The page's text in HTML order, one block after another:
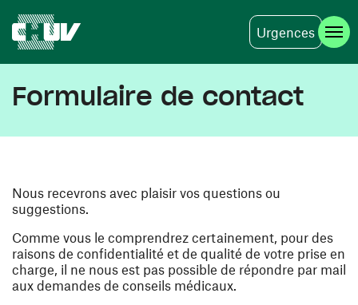
Urgences
Formulaire de contact
Nous recevrons avec plaisir vos questions ou
suggestions.
Comme vous le comprendrez certainement, pour des
raisons de confidentialité et de qualité de votre prise en
charge, il ne nous est pas possible de répondre par mail
aux demandes de conseils médicaux.